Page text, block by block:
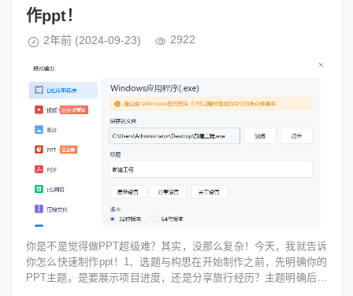
作ppt！
2年前 (2024-09-23) 2922
你是不是觉得做PPT超级难？其实，没那么复杂！今天，我就告诉
你怎么快速制作ppt！1、选题与构思在开始制作之前，先明确你的
PPT主题。是要展示项目进度，还是分享旅行经历？主题明确后，